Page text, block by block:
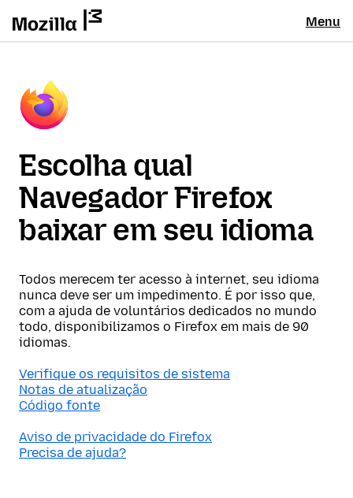
Menu
Escolha qual
Navegador Firefox
baixar em seu idioma
Todos merecem ter acesso à internet, seu idioma
nunca deve ser um impedimento. É por isso que,
com a ajuda de voluntários dedicados no mundo
todo, disponibilizamos o Firefox em mais de 90
idiomas.
Verifique os requisitos de sistema
Notas de atualização
Código fonte
Aviso de privacidade do Firefox
Precisa de ajuda?